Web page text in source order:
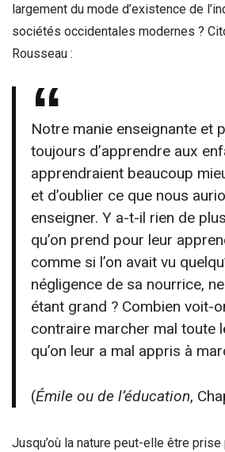
largement du mode d’existence de
sociétés occidentales modernes ?
Rousseau :
Notre manie enseignante et
toujours d’apprendre aux
apprendraient beaucoup
et d’oublier ce que nous
enseigner. Y a-t-il rien de
qu’on prend pour leur
comme si l’on avait vu
négligence de sa nourrice,
étant grand ? Combien voit-
contraire marcher mal toute
qu’on leur a mal appris à
(Émile ou de l’éducation,
Jusqu’où la nature peut-elle être